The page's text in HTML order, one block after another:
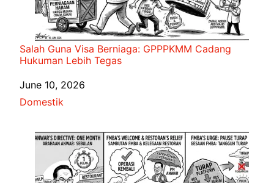
Salah Guna Visa Berniaga: GPPPKMM Cadang
Hukuman Lebih Tegas
Date
June 10, 2026
In relation to
Domestik